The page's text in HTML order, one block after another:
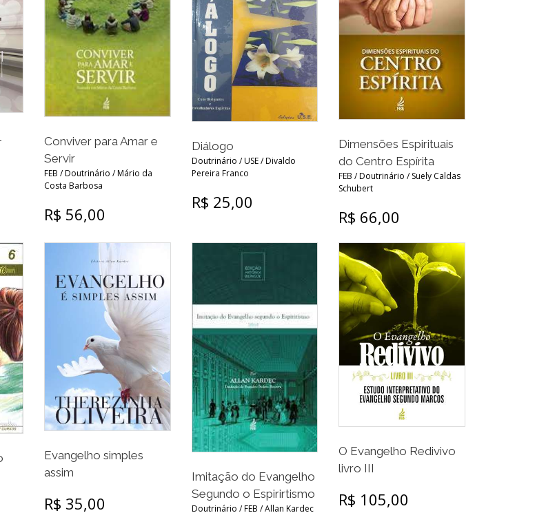
Conviver para Amar e
Servir
FEB / Doutrinário / Mário da
Costa Barbosa
R$ 56,00
Diálogo
Doutrinário / USE / Divaldo
Pereira Franco
R$ 25,00
Dimensões Espirituais
do Centro Espírita
FEB / Doutrinário / Suely Caldas
Schubert
R$ 66,00
Evangelho simples
assim
R$ 35,00
Imitação do Evangelho
Segundo o Espirirtismo
Doutrinário / FEB / Allan Kardec
O Evangelho Redivivo
livro III
R$ 105,00